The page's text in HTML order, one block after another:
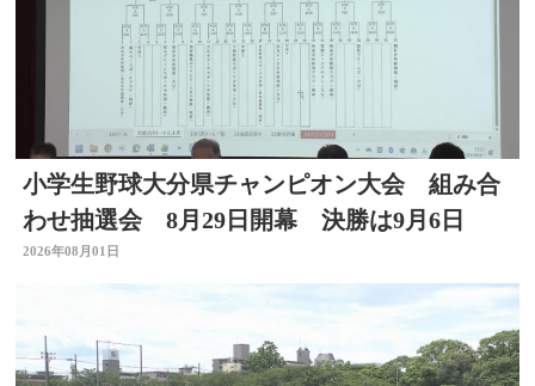
小学生野球大分県チャンピオン大会 組み合
わせ抽選会 8月29日開幕 決勝は9月6日
2026年08月01日